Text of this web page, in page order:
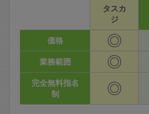
タスカ
ジ
価格
◎
業務範囲 ◎
完全無料指名
制
◎